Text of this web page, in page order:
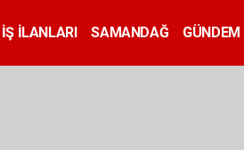
İŞ İLANLARI SAMANDAĞ GÜNDEM